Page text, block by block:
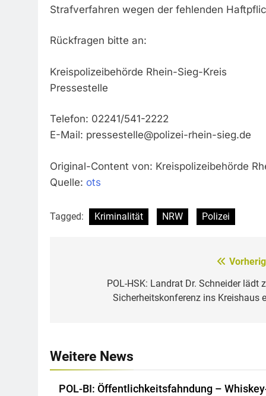
Strafverfahren wegen der fehlenden
Rückfragen bitte an:
Kreispolizeibehörde Rhein-Sieg-Kreis
Pressestelle
Telefon: 02241/541-2222
E-Mail: pressestelle@polizei-rhein-sieg.de
Original-Content von: Kreispolizeibehörde
Quelle: ots
Tagged: Kriminalität NRW Polizei
POL-HSK: Landrat Dr. Schneider lädt
Sicherheitskonferenz ins Kreishaus
Weitere News
POL-BI: Öffentlichkeitsfahndung –